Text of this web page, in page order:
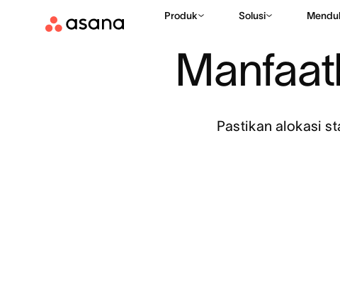
Produk Solusi
Perencanaan Sumber Daya
Pastikan alokasi